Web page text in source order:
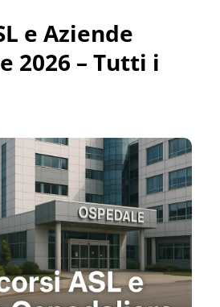
e Aziende
2026 – Tutti i